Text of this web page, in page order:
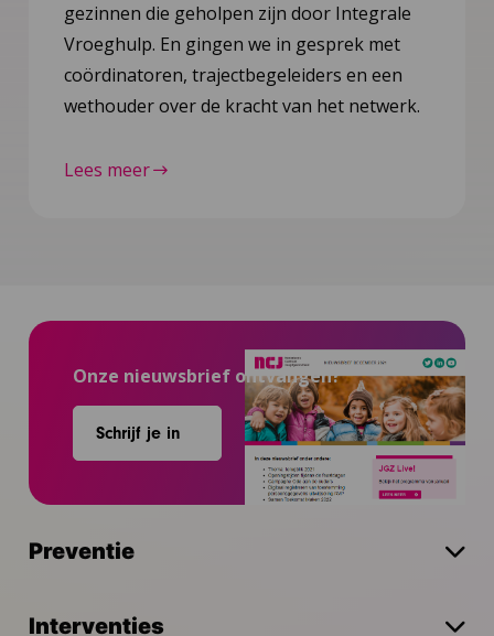
gezinnen die geholpen zijn door Integrale
Vroeghulp. En gingen we in gesprek met
coördinatoren, trajectbegeleiders en een
wethouder over de kracht van het netwerk.
Lees meer
Onze nieuwsbrief ontvangen?
Schrijf je in
Preventie
Interventies